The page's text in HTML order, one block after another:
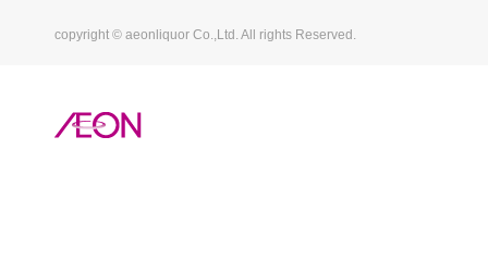
copyright © aeonliquor Co.,Ltd. All rights Reserved.